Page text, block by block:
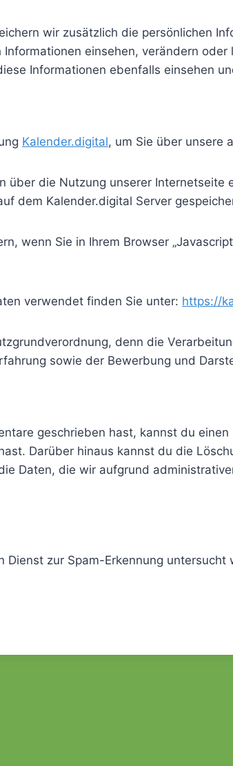
wir zusätzlich die persönlichen
einsehen, verändern
Informationen ebenfalls einsehen
Kalender.digital, um Sie über unsere
die Nutzung unserer Internetseite
dem Kalender.digital Server
wenn Sie in Ihrem Browser
verwendet finden Sie unter: https://
denn die
sowie der Bewerbung und
geschrieben hast, kannst du
Darüber hinaus kannst du die
Daten, die wir aufgrund
zur Spam-Erkennung untersucht